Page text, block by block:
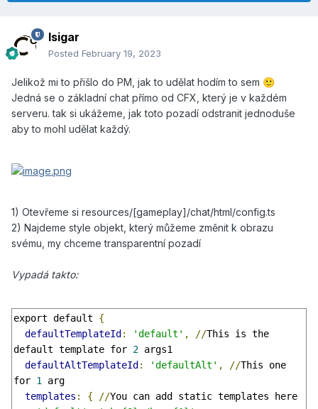
Isigar
Posted February 19, 2023
Jelikož mi to přišlo do PM, jak to udělat hodím to sem 🙂
Jedná se o základní chat přímo od CFX, který je v každém
serveru. tak si ukážeme, jak toto pozadí odstranit jednoduše
aby to mohl udělat každý.
1) Otevřeme si resources/[gameplay]/chat/html/config.ts
2) Najdeme style objekt, který můžeme změnit k obrazu
svému, my chceme transparentní pozadí
Vypadá takto:
export default {
defaultTemplateId : 'default' , //This is the
default template for 2 args1
defaultAltTemplateId : 'defaultAlt' , //This one
for 1
arg
templates : { //You can add static templates here